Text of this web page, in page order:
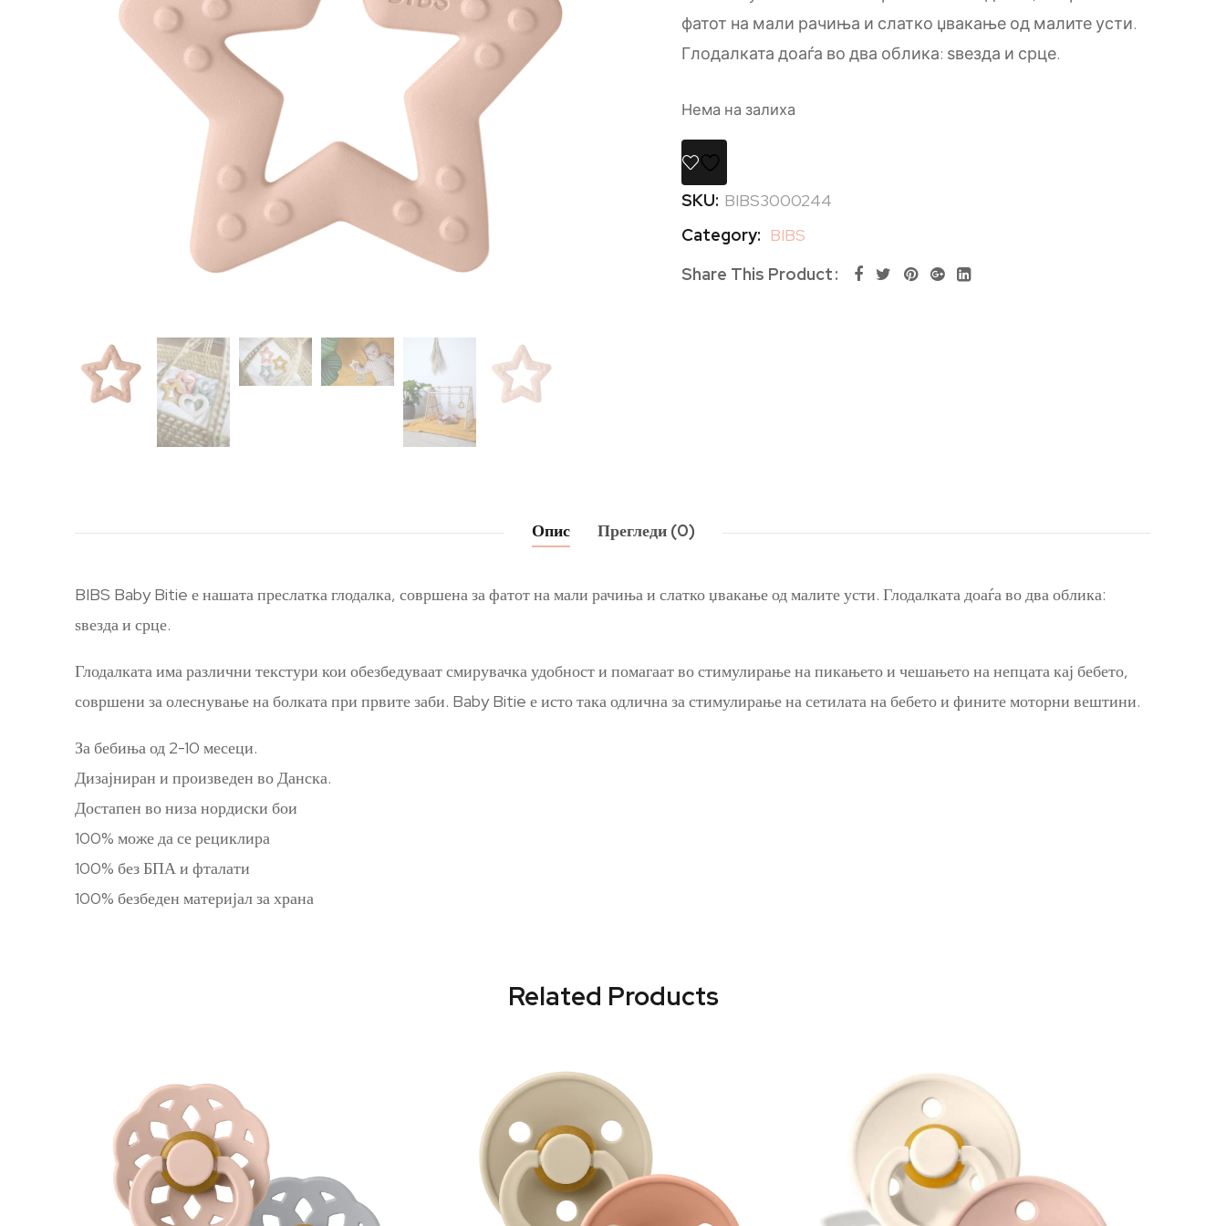
фатот на мали рачиња и слатко џвакање од малите усти.
Глодалката доаѓа во два облика: ѕвезда и срце.
Нема на залиха
SKU: BIBS3000244
Category: BIBS
Share This Product
Опис Прегледи (0)
BIBS Baby Bitie е нашата преслатка глодалка, совршена за фатот на мали рачиња и слатко џвакање од малите усти. Глодалката доаѓа во два облика:
ѕвезда и срце.
Глодалката има различни текстури кои обезбедуваат смирувачка удобност и помагаат во стимулирање на пикањето и чешањето на непцата кај бебето,
совршени за олеснување на болката при првите заби. Baby Bitie е исто така одлична за стимулирање на сетилата на бебето и фините моторни вештини.
За бебиња од 2-10 месеци.
Дизајниран и произведен во Данска.
Достапен во низа нордиски бои
100% може да се рециклира
100% без БПА и фталати
100% безбеден материјал за храна
Related Products